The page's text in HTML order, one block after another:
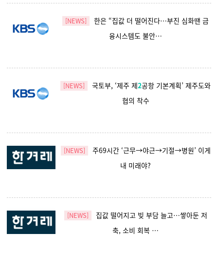
[NEWS]
한은 “집값 더 떨어진다…부진 심화땐 금
융시스템도 불안…
[NEWS] 국토부, ‘제주 제2공항 기본계획’ 제주도와
협의 착수
[NEWS]
주69시간 ‘근무→야근→기절→병원’ 이게
내 미래야?
[NEWS]
집값 떨어지고 빚 부담 늘고…쌓아둔 저
축, 소비 회복 …